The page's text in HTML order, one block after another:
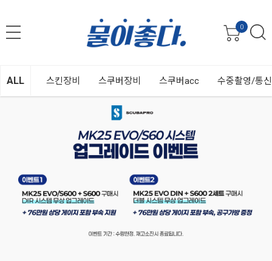
0
ALL 스킨장비 스쿠버장비 스쿠버acc 수중촬영/통